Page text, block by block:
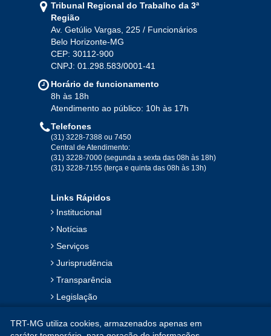
Tribunal Regional do Trabalho da 3ª
Região
Av. Getúlio Vargas, 225 / Funcionários
Belo Horizonte-MG
CEP: 30112-900
CNPJ: 01.298.583/0001-41
Horário de funcionamento
8h às 18h
Atendimento ao público: 10h às 17h
Telefones
(31) 3228-7388 ou 7450
Central de Atendimento:
(31) 3228-7000 (segunda a sexta das 08h às 18h)
(31) 3228-7155 (terça e quinta das 08h às 13h)
Links Rápidos
Institucional
Notícias
Serviços
Jurisprudência
Transparência
Legislação
Contato
TRT-MG utiliza cookies, armazenados apenas em